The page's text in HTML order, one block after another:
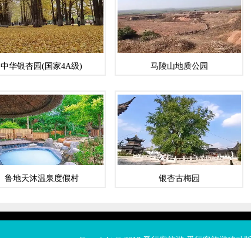
中华银杏园(国家4A级) 马陵山地质公园
鲁地天沐温泉度假村 银杏古梅园